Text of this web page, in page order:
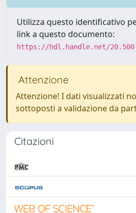
Utilizza questo identificativo
link a questo documento:
https://hdl.handle.net/
Attenzione
Attenzione! I dati visualizzati
sottoposti a validazione da
Citazioni